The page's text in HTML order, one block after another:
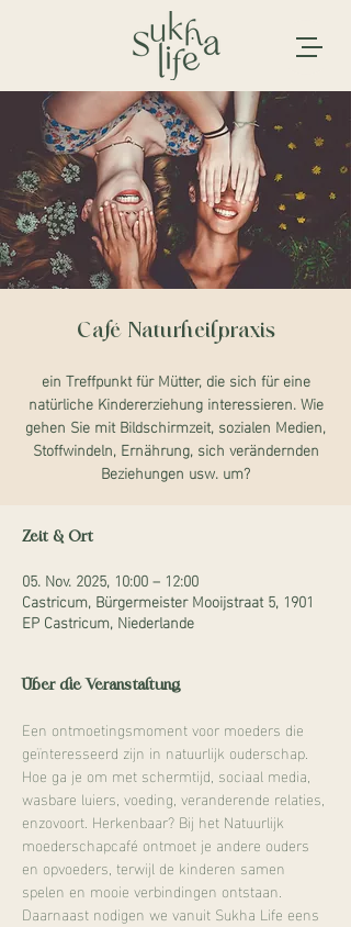
Café Naturheilpraxis
ein Treffpunkt für Mütter, die sich für eine
natürliche Kindererziehung interessieren. Wie
gehen Sie mit Bildschirmzeit, sozialen Medien,
Stoffwindeln, Ernährung, sich verändernden
Beziehungen usw. um?
Zeit & Ort
05. Nov. 2025, 10:00 – 12:00
Castricum, Bürgermeister Mooijstraat 5, 1901
EP Castricum, Niederlande
Über die Veranstaltung
Een ontmoetingsmoment voor moeders die
geïnteresseerd zijn in natuurlijk ouderschap.
Hoe ga je om met schermtijd, sociaal media,
wasbare luiers, voeding, veranderende relaties,
enzovoort. Herkenbaar? Bij het Natuurlijk
moederschapcafé ontmoet je andere ouders
en opvoeders, terwijl de kinderen samen
spelen en mooie verbindingen ontstaan.
Daarnaast nodigen we vanuit Sukha Life eens